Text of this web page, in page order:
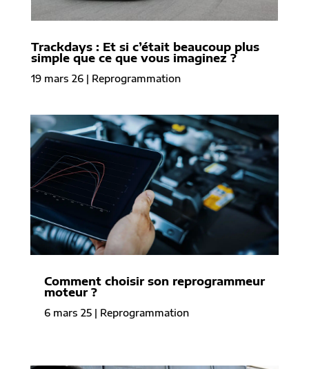
Trackdays : Et si c’était beaucoup plus
simple que ce que vous imaginez ?
19 mars 26| Reprogrammation
Comment choisir son reprogrammeur
moteur ?
6 mars 25| Reprogrammation